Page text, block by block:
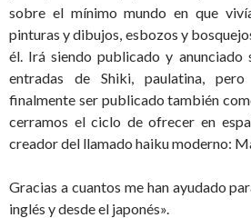
sobre el mínimo mundo en que
pinturas y dibujos, esbozos y
él. Irá siendo publicado y anunciado
entradas de Shiki, paulatina, pero
finalmente ser publicado también
cerramos el ciclo de ofrecer en
creador del llamado haiku moderno:
Gracias a cuantos me han ayudado
inglés y desde el japonés».